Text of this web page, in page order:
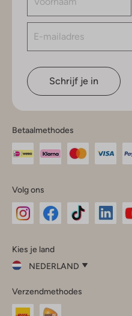
Schrijf je in
Betaalmethodes
Volg ons
InstagramFacebook
Kies je land
NEDERLAND
je
land
Verzendmethodes